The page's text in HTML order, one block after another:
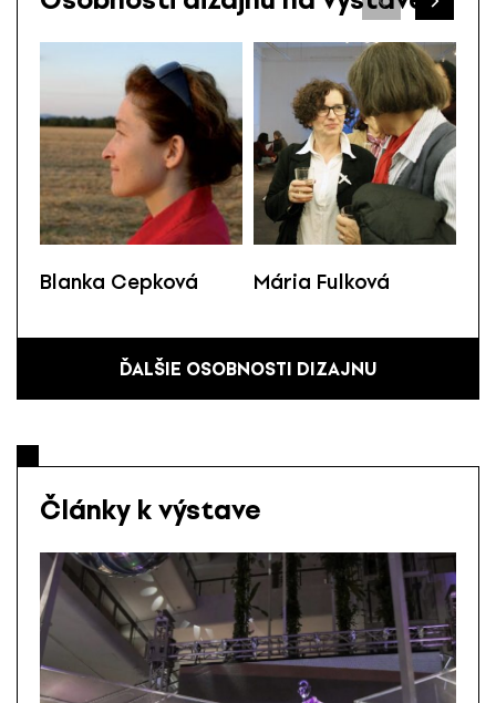
Blanka Cepková Mária Fulková
ĎALŠIE OSOBNOSTI DIZAJNU
Články k výstave